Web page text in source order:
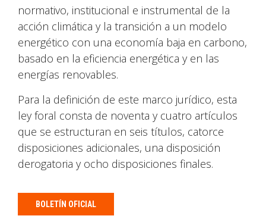
normativo, institucional e instrumental de la
acción climática y la transición a un modelo
energético con una economía baja en carbono,
basado en la eficiencia energética y en las
energías renovables.
Para la definición de este marco jurídico, esta
ley foral consta de noventa y cuatro artículos
que se estructuran en seis títulos, catorce
disposiciones adicionales, una disposición
derogatoria y ocho disposiciones finales.
BOLETÍN OFICIAL